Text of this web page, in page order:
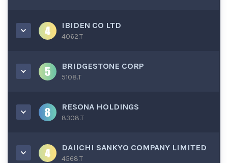
IBIDEN CO LTD
4062.T
BRIDGESTONE CORP
5108.T
RESONA HOLDINGS
8308.T
DAIICHI SANKYO COMPANY LIMITED
4568.T